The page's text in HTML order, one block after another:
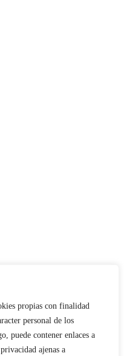
propias con finalidad
personal de los
puede contener enlaces a
ajenas a